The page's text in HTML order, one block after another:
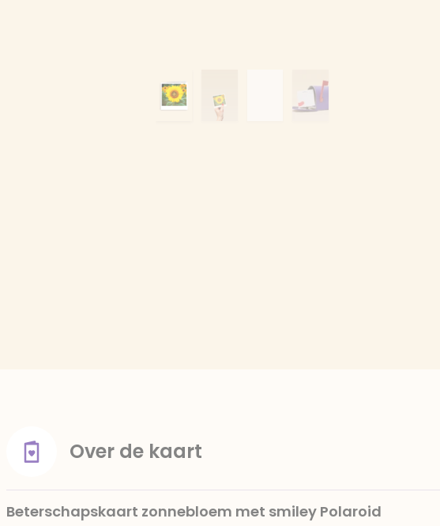
Over de kaart
Beterschapskaart zonnebloem met smiley Polaroid